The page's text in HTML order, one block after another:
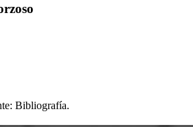
Bibliografía.